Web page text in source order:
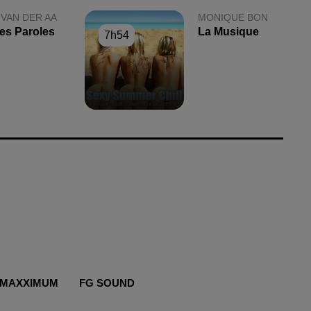
DER AA
Paroles 7h54
7h54
MONIQUE BON
La Musique
MAXXIMUM FG SOUND